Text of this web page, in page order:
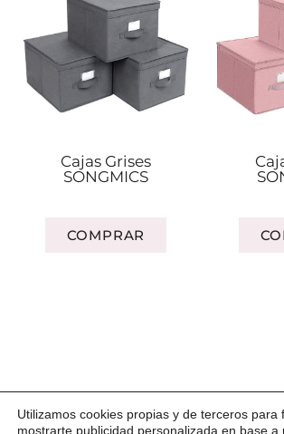
Cajas Grises
SONGMICS
COMPRAR
Carmen Erciliacon
Utilizamos cookies propias y de terceros para
mostrarte publicidad personalizada en base a